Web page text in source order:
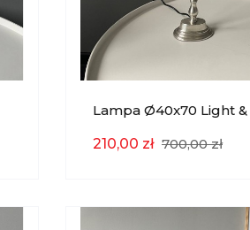
Lampa Ø40x70 Light &
210,00 zł 700,00 zł